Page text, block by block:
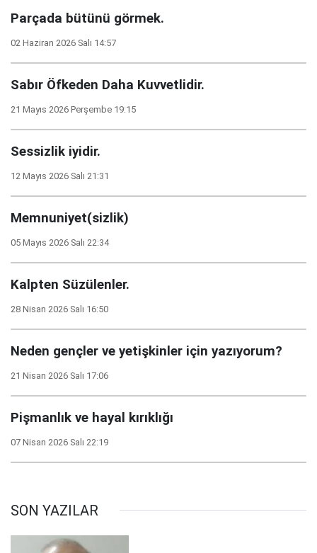
Parçada bütünü görmek.
02 Haziran 2026 Salı 14:57
Sabır Öfkeden Daha Kuvvetlidir.
21 Mayıs 2026 Perşembe 19:15
Sessizlik iyidir.
12 Mayıs 2026 Salı 21:31
Memnuniyet(sizlik)
05 Mayıs 2026 Salı 22:34
Kalpten Süzülenler.
28 Nisan 2026 Salı 16:50
Neden gençler ve yetişkinler için yazıyorum?
21 Nisan 2026 Salı 17:06
Pişmanlık ve hayal kırıklığı
07 Nisan 2026 Salı 22:19
SON YAZILAR